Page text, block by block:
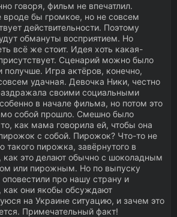
говоря, фильм не впечатлил.
вроде бы громкое, но не совсем
действительности. Поэтому
обмануты восприятием. Но
всё же стоит. Идея хоть какая-
Сценарий можно было
получше. Игра актёров, конечно,
удачная. Девочка Ники, честно
своими социальными
в начале фильма, но потом это
собой прошло. Смешно было
как мама говорила ей, чтобы она
с собой. Пирожок? Что-то не
такого пирожка, завёрнутого в
как это делают обычно с шоколадным
или пирожным. Но по выпуску
оповестили про нашу страну и
как они якобы обсуждают
на Украине ситуацию, и зачем это
Примечательный факт!